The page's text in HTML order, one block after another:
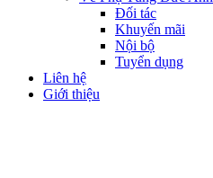
Đối tác
Khuyến mãi
Nội bộ
Tuyển dụng
Liên hệ
Giới thiệu